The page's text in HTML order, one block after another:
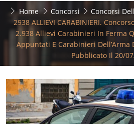
Home Concorsi
Concorsi
2938 ALLIEVI CARABINIERI.
2.938 Allievi Carabinieri In Ferma
Appuntati E Carabinieri
Pubblicato Il 20/